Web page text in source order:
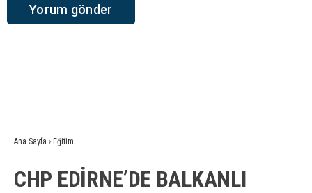
Ana Sayfa › Eğitim
CHP EDİRNE’DE BALKANLI